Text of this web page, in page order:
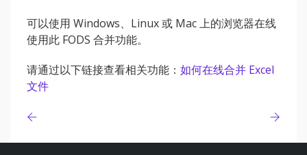
可以使用 Windows、Linux 或 Mac 上的浏览器在线
使用此 FODS 合并功能。
请通过以下链接查看相关功能： 如何在线合并 Excel
文件